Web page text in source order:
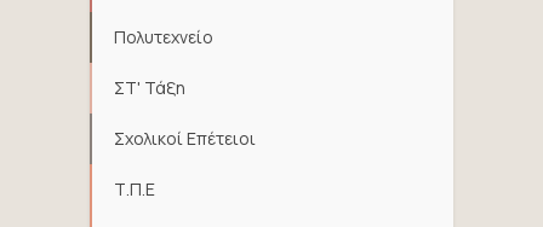
Πολυτεχνείο
ΣΤ' Τάξη
Σχολικοί Επέτειοι
Τ.Π.Ε